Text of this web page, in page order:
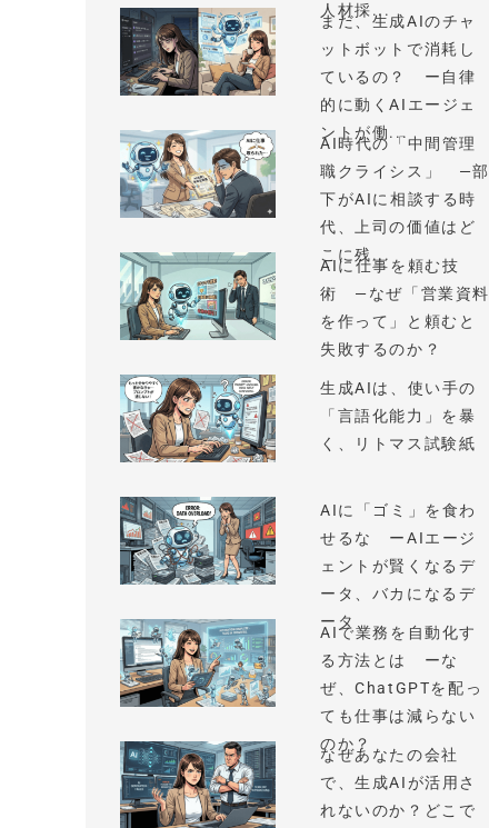
人材採...
まだ、生成AIのチャ
ットボットで消耗し
ているの？ ー自律
的に動くAIエージェ
ントが働...
AI時代の「中間管理
職クライシス」 —部
下がAIに相談する時
代、上司の価値はど
こに残...
AIに仕事を頼む技
術 —なぜ「営業資料
を作って」と頼むと
失敗するのか？
生成AIは、使い手の
「言語化能力」を暴
く、リトマス試験紙
AIに「ゴミ」を食わ
せるな ーAIエージ
ェントが賢くなるデ
ータ、バカになるデ
ータ
AIで業務を自動化す
る方法とは ーな
ぜ、ChatGPTを配っ
ても仕事は減らない
のか？
なぜあなたの会社
で、生成AIが活用さ
れないのか？どこで